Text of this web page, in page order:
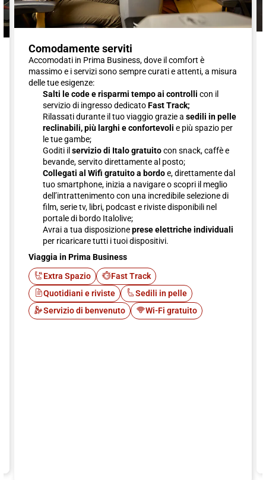
Comodamente serviti
Accomodati in Prima Business, dove il comfort è
massimo e i servizi sono sempre curati e attenti, a misura
delle tue esigenze:
Salti le code e risparmi tempo ai controlli con il
servizio di ingresso dedicatoFast Track;
Rilassati durante il tuo viaggio grazie a sedili in pelle
reclinabili, più larghi e confortevoli e più spazio per
le tue gambe;
Goditi il servizio di Italo gratuitocon snack, caffè e
bevande, servito direttamente al posto;
Collegati al Wifi gratuito a bordoe, direttamente dal
tuo smartphone, inizia a navigare o scopri il meglio
dell’intrattenimento con una incredibile selezione di
film, serie tv, libri, podcast e riviste disponibili nel
portale di bordo Italolive;
Avrai a tua disposizioneprese elettriche individuali
per ricaricare tutti i tuoi dispositivi.
Viaggia in Prima Business
Extra Spazio
Fast Track
Quotidiani e riviste
Sedili in pelle
Servizio di benvenuto
Wi-Fi gratuito